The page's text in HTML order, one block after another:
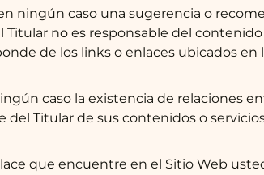
ningún caso una sugerencia o
no es responsable del
de los links o enlaces ubicados
caso la existencia de relaciones
del Titular de sus contenidos o
que encuentre en el Sitio Web